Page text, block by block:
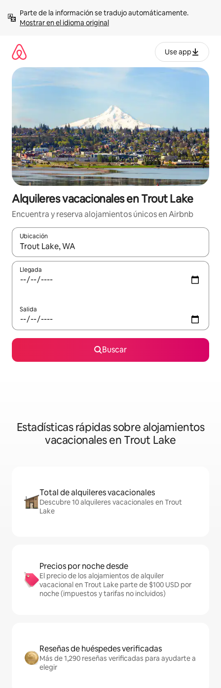
contenidoMostrar en el idioma original
Use app
Alquileres vacacionales en Trout Lake
Encuentra y reserva alojamientos únicos en Airbnb
Ubicación
Cuando los resultados estén disponibles, navega con las
Llegada
Salida
Buscar
Estadísticas rápidas sobre alojamientos
vacacionales en Trout Lake
Total de alquileres vacacionales
Descubre 10 alquileres vacacionales en Trout
Lake
Precios por noche desde
El precio de los alojamientos de alquiler
vacacional en Trout Lake parte de $100 USD por
noche (impuestos y tarifas no incluidos)
Reseñas de huéspedes verificadas
Más de 1,290 reseñas verificadas para ayudarte a
elegir